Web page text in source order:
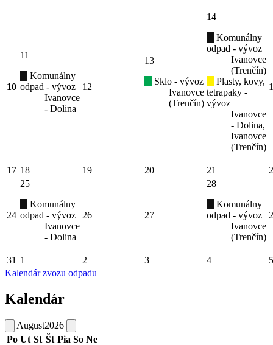
10
11
Komunálny
odpad - vývoz
Ivanovce
- Dolina
12
13
Sklo - vývoz
Ivanovce
(Trenčín)
14
Komunálny
odpad - vývoz
Ivanovce
(Trenčín)
Plasty, kovy,
tetrapaky -
vývoz
Ivanovce
- Dolina,
Ivanovce
(Trenčín)
17 18 19 20 21
24
25
Komunálny
odpad - vývoz
Ivanovce
- Dolina
26 27
28
Komunálny
odpad - vývoz
Ivanovce
(Trenčín)
31 1 2 3 4
5
Kalendár zvozu odpadu
Kalendár
August2026
Po Ut St Št Pia So Ne